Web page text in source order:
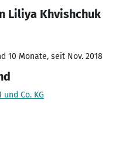
Liliya Khvishchuk
10 Monate, seit Nov. 2018
Co. KG